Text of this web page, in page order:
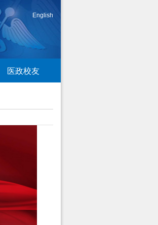
English
医政校友